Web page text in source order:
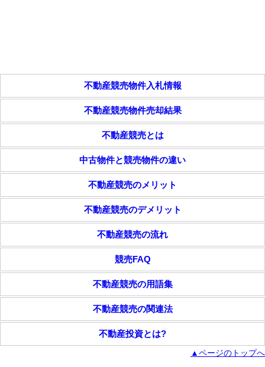
不動産競売物件入札情報
不動産競売物件売却結果
不動産競売とは
中古物件と競売物件の違い
不動産競売のメリット
不動産競売のデメリット
不動産競売の流れ
競売FAQ
不動産競売の用語集
不動産競売の関連法
不動産投資とは?
▲ページのトップへ